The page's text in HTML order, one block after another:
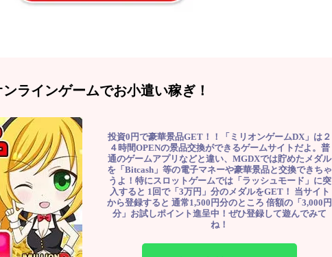
ンラインゲームでお小遣い稼ぎ！
投資0円で豪華景品GET！！「ミリオンゲームDX」は２
４時間OPENの景品交換ができるゲームサイトだよ。普
通のゲームアプリなどと違い、MGDXでは貯めたメダル
を「Bitcash」等の電子マネーや豪華景品と交換できちゃ
うよ！特にスロットゲームでは「ラッシュモード」に突
入すると 1回で「3万円」分のメダルをGET！ 当サイト
から登録すると 通常1,500円分のところ 倍額の「3,000円
分」お試しポイント進呈中！ぜひ登録して遊んでみて
ね！